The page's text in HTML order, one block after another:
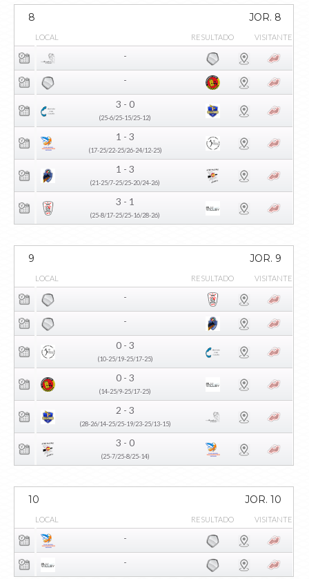
8 JOR. 8
LOCAL RESULTADO VISITANTE
-
-
3 - 0
(25-6/25-15/25-12)
1 - 3
(17-25/22-25/26-24/12-25)
1 - 3
(21-25/7-25/25-20/24-26)
3 - 1
(25-8/17-25/25-16/28-26)
9 JOR. 9
LOCAL RESULTADO VISITANTE
-
-
0 - 3
(10-25/19-25/17-25)
0 - 3
(14-25/9-25/17-25)
2 - 3
(28-26/14-25/25-19/23-25/13-15)
3 - 0
(25-7/25-8/25-14)
10 JOR. 10
LOCAL RESULTADO VISITANTE
-
-